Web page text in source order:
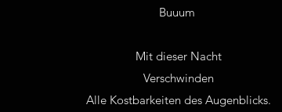
Buuum
Mit dieser Nacht
Verschwinden
Alle Kostbarkeiten des Augenblicks.